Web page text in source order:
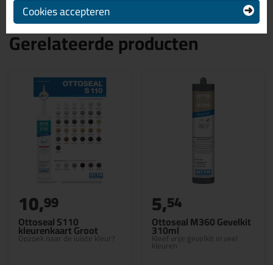
Gerelateerde producten
Ottoseal S110
kleurenkaart Groot
Opzoek naar de juiste kleur?
10,99
Ottoseal M360 Gevelkit
310ml
Kleef vrije gevelkit in veel
kleuren
5,54
Cookies accepteren